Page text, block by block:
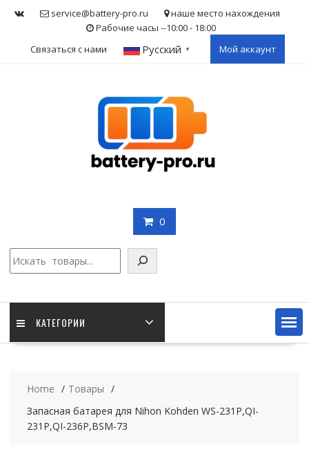
service@battery-pro.ru
наше место нахождения
Рабочие часы --10:00 - 18:00
Связаться с нами
Русский ▼ Мой аккаунт
0
КАТЕГОРИИ
Home
Товары
Запасная батарея для Nihon Kohden WS-231P,QI-
231P,QI-236P,BSM-73